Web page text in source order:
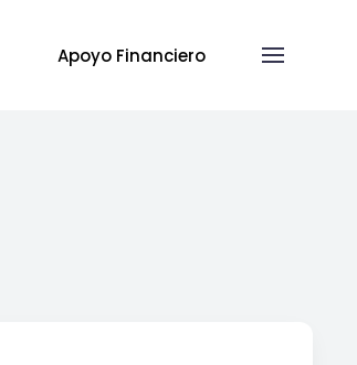
Apoyo Financiero